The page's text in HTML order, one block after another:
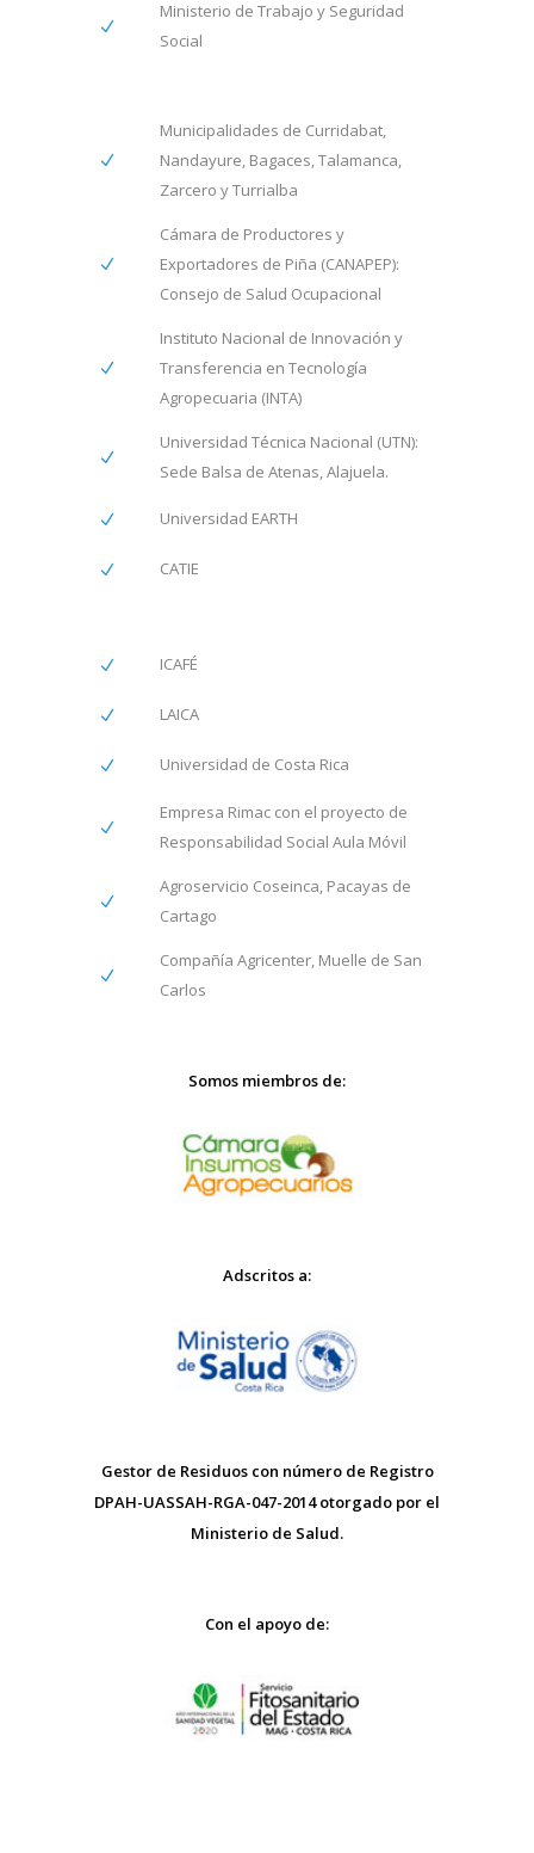
Ministerio de Trabajo y Seguridad
Social
Municipalidades de Curridabat,
Nandayure, Bagaces, Talamanca,
Zarcero y Turrialba
Cámara de Productores y
Exportadores de Piña (CANAPEP):
Consejo de Salud Ocupacional
Instituto Nacional de Innovación y
Transferencia en Tecnología
Agropecuaria (INTA)
Universidad Técnica Nacional (UTN):
Sede Balsa de Atenas, Alajuela.
Universidad EARTH
CATIE
ICAFÉ
LAICA
Universidad de Costa Rica
Empresa Rimac con el proyecto de
Responsabilidad Social Aula Móvil
Agroservicio Coseinca, Pacayas de
Cartago
Compañía Agricenter, Muelle de San
Carlos
Somos miembros de:
Adscritos a:
Gestor de Residuos con número de Registro
DPAH-UASSAH-RGA-047-2014 otorgado por el
Ministerio de Salud.
Con el apoyo de: